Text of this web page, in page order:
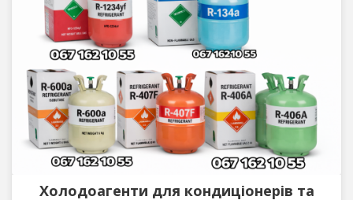
Холодоагенти для кондиціонерів та